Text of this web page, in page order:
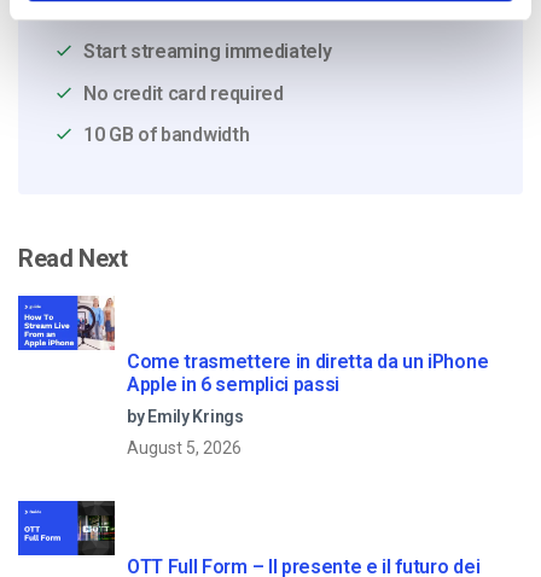
Start streaming immediately
No credit card required
10 GB of bandwidth
Read Next
Come trasmettere in diretta da un iPhone
Apple in 6 semplici passi
by Emily Krings
August 5, 2026
OTT Full Form – Il presente e il futuro dei